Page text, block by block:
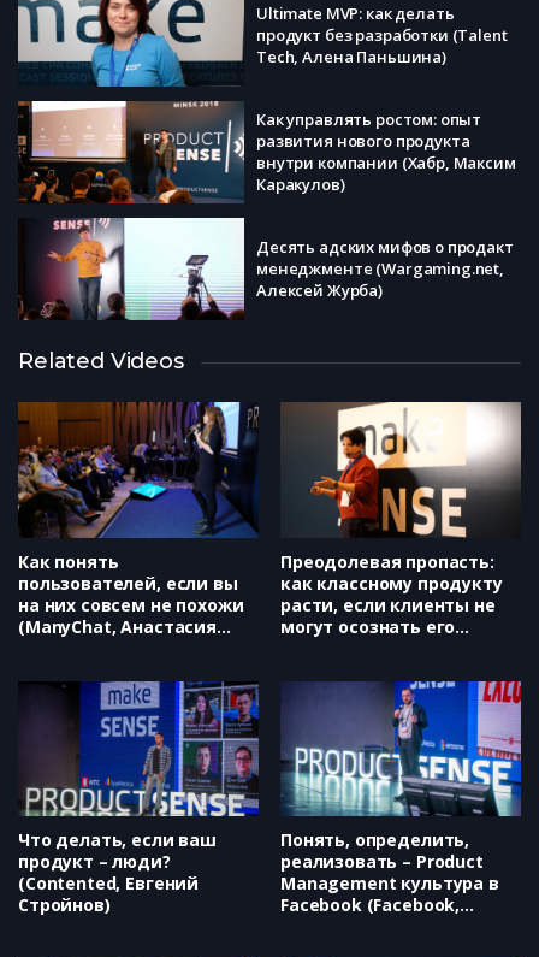
Ultimate MVP: как делать
продукт без разработки (Talent
Tech, Алена Паньшина)
Как управлять ростом: опыт
развития нового продукта
внутри компании (Хабр, Максим
Каракулов)
Десять адских мифов о продакт
менеджменте (Wargaming.net,
Алексей Журба)
Sela)
Как при помощи JTBD-практик
говорить на одном языке с
другими отделами и без
лишних согласований получать
ровно то, что нужно продукту
(Медиатех, Вячеслав
Аскалепов)
Related Videos
Как понять
пользователей, если вы
на них совсем не похожи
(ManyChat, Анастасия
Преодолевая пропасть:
как классному продукту
расти, если клиенты не
могут осознать его
Что делать, если ваш
продукт – люди?
(Contented, Евгений
Стройнов)
Понять, определить,
реализовать – Product
Management культура в
Facebook (Facebook,